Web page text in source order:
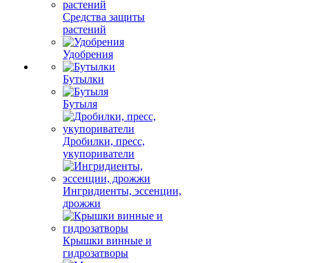
Средства защиты
растений
Удобрения
Бутылки
Бутыля
Дробилки, пресс,
укупориватели
Ингридиенты, эссенции,
дрожжи
Крышки винные и
гидрозатворы